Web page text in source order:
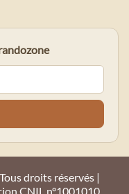
droits réservés |
CNIL n°1001010